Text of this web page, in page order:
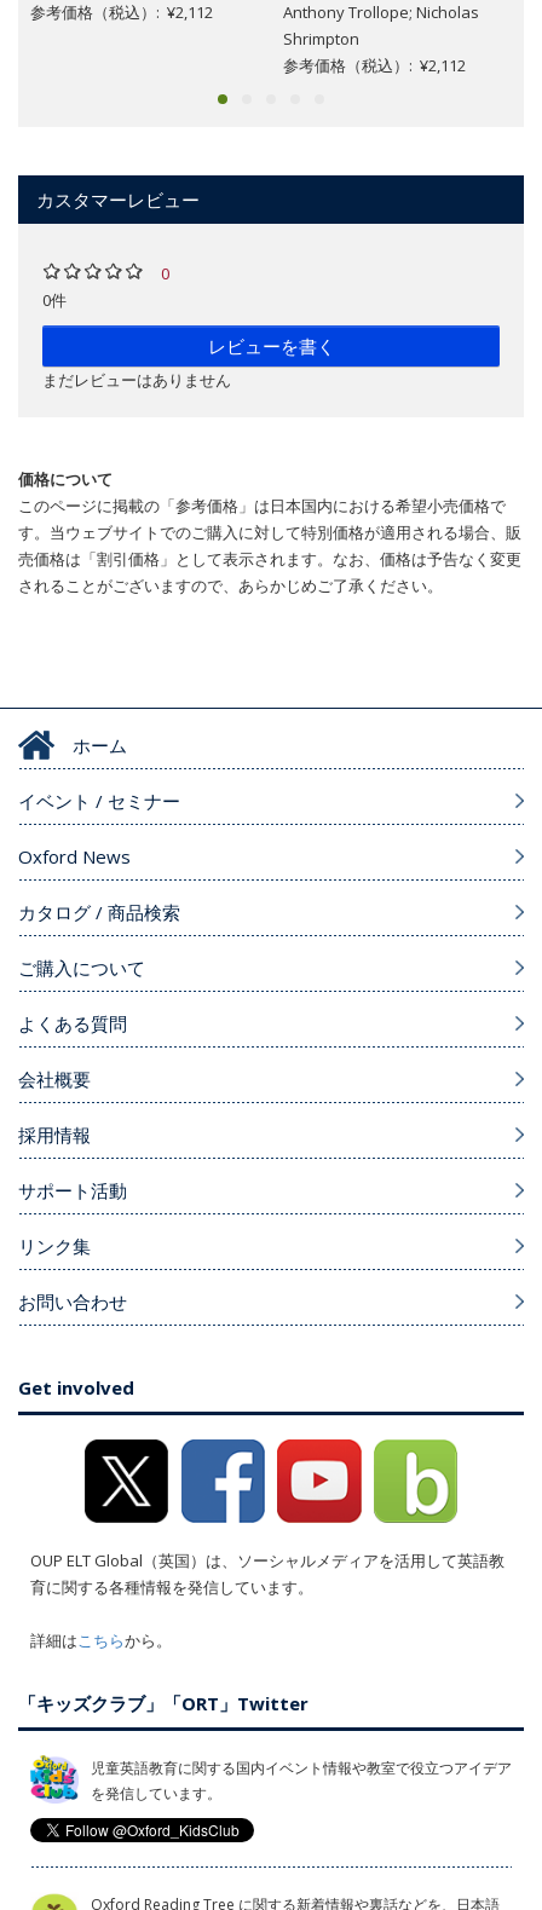
参考価格（税込）: ¥2,112
Anthony Trollope; Nicholas
Shrimpton
参考価格（税込）: ¥2,112
カスタマーレビュー
0
0件
レビューを書く
まだレビューはありません
価格について
このページに掲載の「参考価格」は日本国内における希望小売価格で
す。当ウェブサイトでのご購入に対して特別価格が適用される場合、販
売価格は「割引価格」として表示されます。なお、価格は予告なく変更
されることがございますので、あらかじめご了承ください。
ホーム
イベント / セミナー
Oxford News
カタログ / 商品検索
ご購入について
よくある質問
会社概要
採用情報
サポート活動
リンク集
お問い合わせ
Get involved
OUP ELT Global（英国）は、ソーシャルメディアを活用して英語教
育に関する各種情報を発信しています。
詳細はこちらから。
「キッズクラブ」「ORT」Twitter
児童英語教育に関する国内イベント情報や教室で役立つアイデア
を発信しています。
Oxford Reading Tree に関する新着情報や裏話などを、日本語